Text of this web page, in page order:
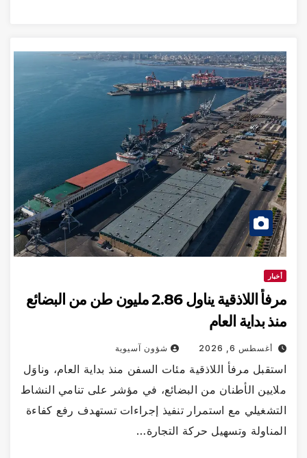
أخبار
مرفأ اللاذقية يناول 2.86 مليون طن من البضائع
منذ بداية العام
أغسطس 6, 2026 شؤون آسيوية
استقبل مرفأ اللاذقية مئات السفن منذ بداية العام، وناوَل
ملايين الأطنان من البضائع، في مؤشر على تنامي النشاط
التشغيلي مع استمرار تنفيذ إجراءات تستهدف رفع كفاءة
المناولة وتسهيل حركة التجارة…